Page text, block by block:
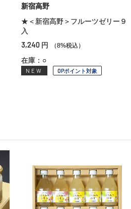
新宿高野
★＜新宿高野＞フルーツゼリー９
入
3,240 円 （8%税込）
在庫：○
NEW OPポイント対象